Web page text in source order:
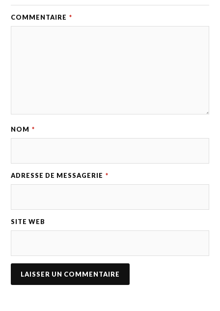
COMMENTAIRE *
NOM *
ADRESSE DE MESSAGERIE *
SITE WEB